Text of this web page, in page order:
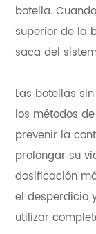
botella.
superior de la
saca del
Las botellas
los métodos
prevenir la
prolongar su
dosificación
el desperdicio
utilizar